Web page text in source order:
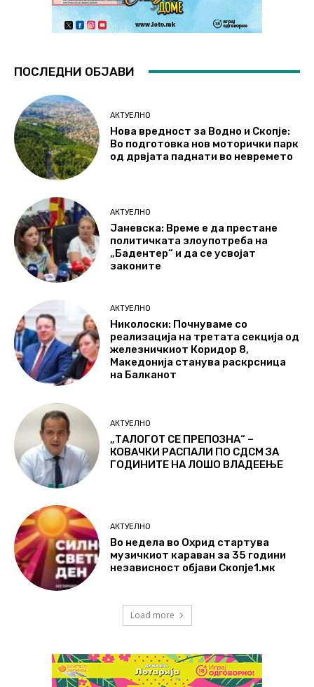
ПОСЛЕДНИ ОБЈАВИ
АКТУЕЛНО
Нова вредност за Водно и Скопје:
Во подготовка нов моторички парк
од дрвјата паднати во невремето
АКТУЕЛНО
Јаневска: Време е да престане
политичката злоупотреба на
„Бадентер“ и да се усвојат
законите
АКТУЕЛНО
Николоски: Почнуваме со
реализација на третата секција од
железничкиот Коридор 8,
Македонија станува раскрсница
на Балканот
АКТУЕЛНО
„ТАЛОГОТ СЕ ПРЕПОЗНА“ –
КОВАЧКИ РАСПАЛИ ПО СДСМ ЗА
ГОДИНИТЕ НА ЛОШО ВЛАДЕЕЊЕ
АКТУЕЛНО
Во недела во Охрид стартува
музичкиот караван за 35 години
независност објави Скопје1.мк
Load more